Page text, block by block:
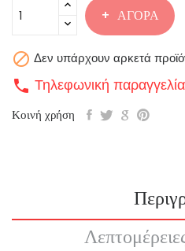
ΑΓΟΡΆ
 Δεν υπάρχουν αρκετά
call Τηλεφωνική
Κοινή χρήση